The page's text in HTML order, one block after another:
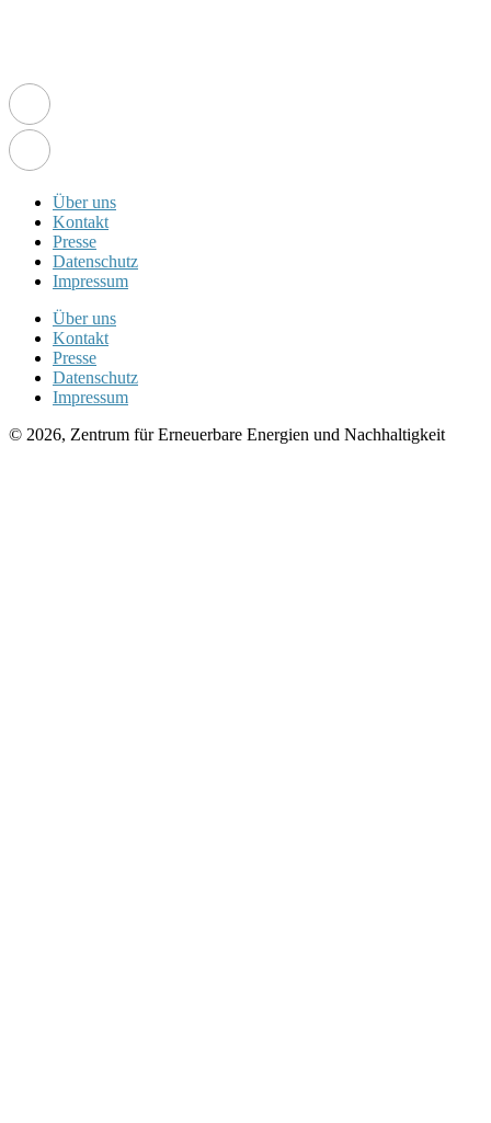
Über uns
Kontakt
Presse
Datenschutz
Impressum
Über uns
Kontakt
Presse
Datenschutz
Impressum
© 2026, Zentrum für Erneuerbare Energien und Nachhaltigkeit